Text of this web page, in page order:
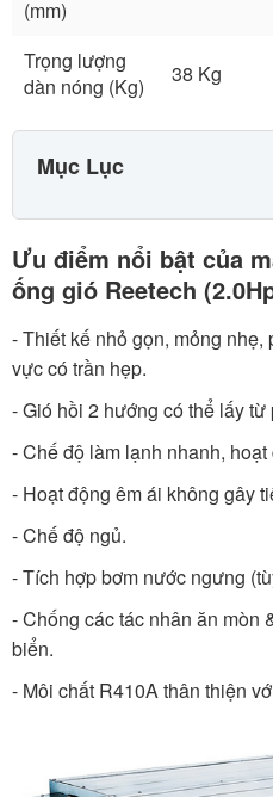
(mm)
Trọng lượng
dàn nóng (Kg)
38 Kg
Mục Lục
Ưu điểm nổi bật của
ống gió Reetech
- Thiết kế nhỏ gọn, mỏng
vực có trần hẹp.
- Gió hồi 2 hướng có thể lấy
- Chế độ làm lạnh nhanh,
- Hoạt động êm ái không gây
- Chế độ ngủ.
- Tích hợp bơm nước ngưng
- Chống các tác nhân ăn mòn
biển.
- Môi chất R410A thân thiện